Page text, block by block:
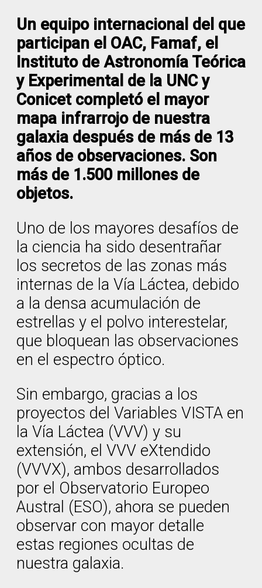
Un equipo internacional del que
participan el OAC, Famaf, el
Instituto de Astronomía Teórica
y Experimental de la UNC y
Conicet completó el mayor
mapa infrarrojo de nuestra
galaxia después de más de 13
años de observaciones. Son
más de 1.500 millones de
objetos.
Uno de los mayores desafíos de
la ciencia ha sido desentrañar
los secretos de las zonas más
internas de la Vía Láctea, debido
a la densa acumulación de
estrellas y el polvo interestelar,
que bloquean las observaciones
en el espectro óptico.
Sin embargo, gracias a los
proyectos del Variables VISTA en
la Vía Láctea (VVV) y su
extensión, el VVV eXtendido
(VVVX), ambos desarrollados
por el Observatorio Europeo
Austral (ESO), ahora se pueden
observar con mayor detalle
estas regiones ocultas de
nuestra galaxia.